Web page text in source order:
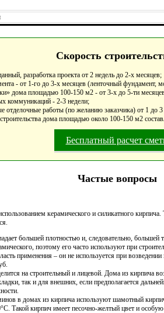
Скорость
разработка проекта от 2 недель до 2-х месяцев;
- от 1-го до 3-х месяцев (ленточный фундамент,
дома площадью 100-150 м2 - от 3-х до 5-ти
коммуникаций - 2-3 недели;
отделочные работы (по желанию заказчика) от 1 до
дома площадью около 100-150 м2
Бесплатный расчет
Частые вопросы
керамического и силикатного
большей плотностью и, следовательно,
поэтому его часто используют при
применения – он не используется при
на строительный и лицевой. Дома из кирпича
так и для внешних, если предполагается
в домах из кирпича используют шамотный
Такой кирпич имеет песочно-желтый цвет и особую